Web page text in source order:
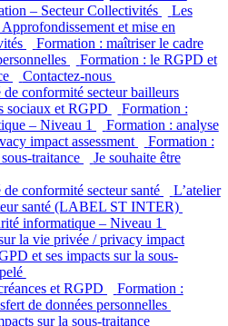
– Secteur Collectivités
Les
et mise en
Formation : maîtriser le cadre
Formation : le RGPD et
Contactez-nous
conformité secteur bailleurs
sociaux et RGPD
Formation :
– Niveau 1
Formation : analyse
impact assessment
Formation :
traitance
Je souhaite être
conformité secteur santé
L’atelier
santé (LABEL ST INTER)
informatique – Niveau 1
la vie privée / privacy impact
et ses impacts sur la sous-
et RGPD
Formation :
de données personnelles
sur la sous-traitance